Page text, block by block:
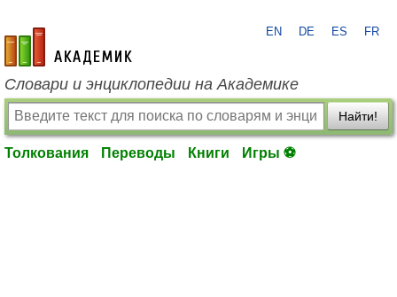
academic.ru
EN DE ES FR
Словари и энциклопедии на Академике
Найти!
Толкования Переводы Книги Игры ⚽